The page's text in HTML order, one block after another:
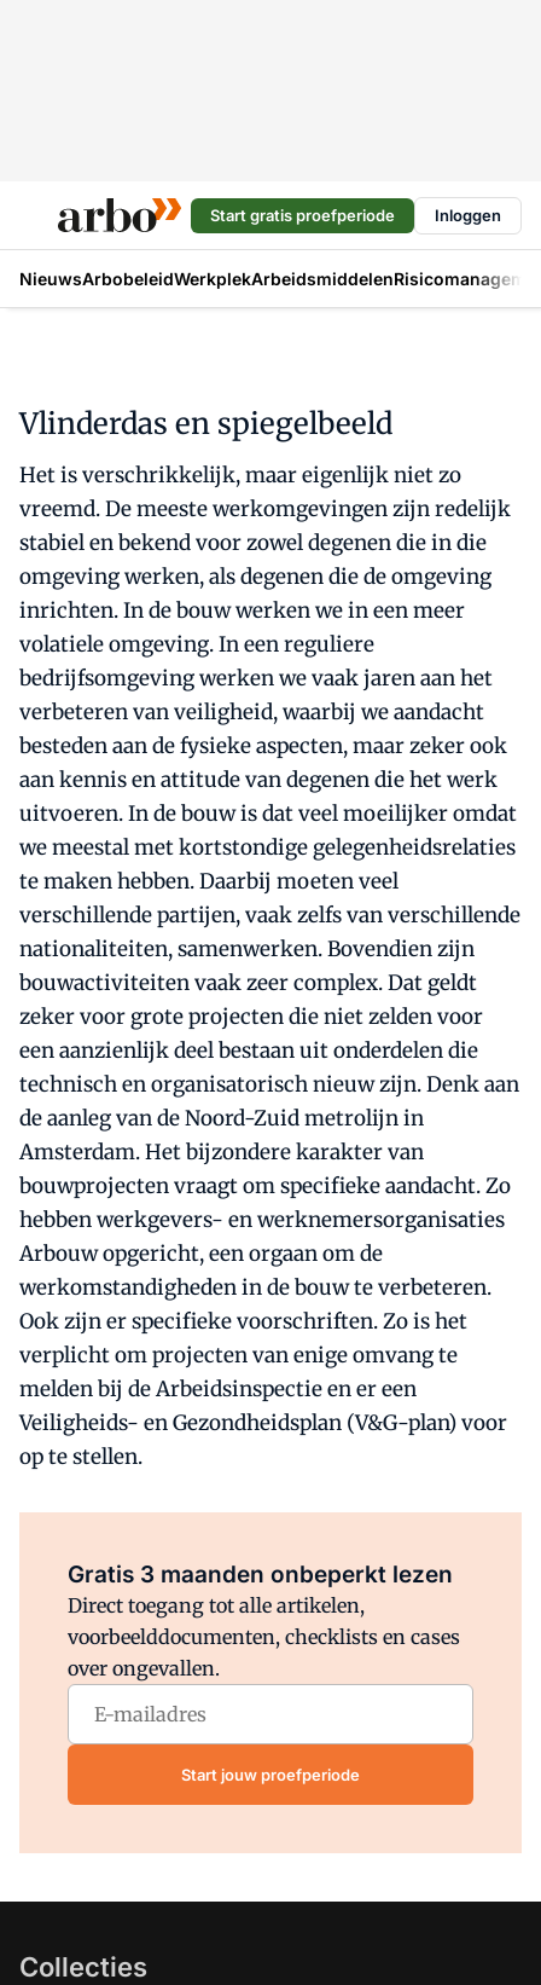
Start gratis proefperiode Inloggen
NieuwsArbobeleidWerkplekArbeidsmiddelen
Vlinderdas en spiegelbeeld
Het is verschrikkelijk, maar eigenlijk niet zo
vreemd. De meeste werkomgevingen zijn redelijk
stabiel en bekend voor zowel degenen die in die
omgeving werken, als degenen die de omgeving
inrichten. In de bouw werken we in een meer
volatiele omgeving. In een reguliere
bedrijfsomgeving werken we vaak jaren aan het
verbeteren van veiligheid, waarbij we aandacht
besteden aan de fysieke aspecten, maar zeker ook
aan kennis en attitude van degenen die het werk
uitvoeren. In de bouw is dat veel moeilijker omdat
we meestal met kortstondige gelegenheidsrelaties
te maken hebben. Daarbij moeten veel
verschillende partijen, vaak zelfs van verschillende
nationaliteiten, samenwerken. Bovendien zijn
bouwactiviteiten vaak zeer complex. Dat geldt
zeker voor grote projecten die niet zelden voor
een aanzienlijk deel bestaan uit onderdelen die
technisch en organisatorisch nieuw zijn. Denk aan
de aanleg van de Noord-Zuid metrolijn in
Amsterdam. Het bijzondere karakter van
bouwprojecten vraagt om specifieke aandacht. Zo
hebben werkgevers- en werknemersorganisaties
Arbouw opgericht, een orgaan om de
werkomstandigheden in de bouw te verbeteren.
Ook zijn er specifieke voorschriften. Zo is het
verplicht om projecten van enige omvang te
melden bij de Arbeidsinspectie en er een
Veiligheids- en Gezondheidsplan (V&G-plan) voor
op te stellen.
Gratis 3 maanden onbeperkt lezen
Direct toegang tot alle artikelen,
voorbeelddocumenten, checklists en cases
over ongevallen.
Start jouw proefperiode
Collecties